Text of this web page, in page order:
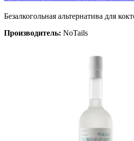
Безалкогольная альтернатива для
Производитель: NoTails